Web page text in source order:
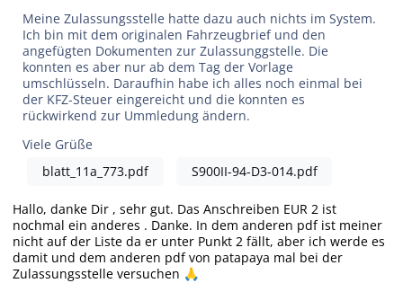
Meine Zulassungsstelle hatte dazu auch nichts im System.
Ich bin mit dem originalen Fahrzeugbrief und den
angefügten Dokumenten zur Zulassunggstelle. Die
konnten es aber nur ab dem Tag der Vorlage
umschlüsseln. Daraufhin habe ich alles noch einmal bei
der KFZ-Steuer eingereicht und die konnten es
rückwirkend zur Ummledung ändern.
Viele Grüße
blatt_11a_773.pdf
S900II-94-D3-014.pdf
Hallo, danke Dir , sehr gut. Das Anschreiben EUR 2 ist
nochmal ein anderes . Danke. In dem anderen pdf ist meiner
nicht auf der Liste da er unter Punkt 2 fällt, aber ich werde es
damit und dem anderen pdf von patapaya mal bei der
Zulassungsstelle versuchen 🙏